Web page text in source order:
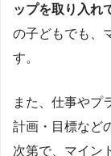
ップを取り入れ
の子どもでも、
す。
また、仕事やプ
計画・目標など
次第で、マイン